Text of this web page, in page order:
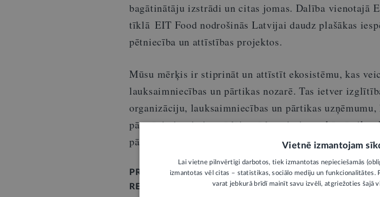
bagātinātāju izstrādi un citas jomas. Dalība vienotajā
tīklā EIT Food nodrošinās Latvijai daudz plašākas
pētniecība un attīstības projektos.
Mūsu mērķis ir stiprināt un attīstīt ekosistēmu, kas
lauksaimniecības un pārtikas nozarē. Tas ietver
organizāciju, lauksaimniecības un pārtikas
pārstāvju iesaisti, strādājot tādos virzienos kā
pārtikas aprite.
PROJEKTA ATKLĀŠANAS PASĀKUMS "PĀRTIKAS
REDZĒJUMS UN IESPĒJAS LATVIJĀ"
Vietnē izmantojam
Lai vietne pilnvērtīgi darbotos, tiek izmantotas nepieciešamās
izmantotas vēl citas – statistikas, sociālo mediju un funkcionalitātes.
varat jebkurā brīdī mainīt savu izvēli, atgriežoties šajā